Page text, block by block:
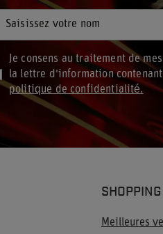
Saisissez votre nom
Je consens au traitement de
la lettre d'information
politique de confidentialité.
SHOPPING
Meilleures